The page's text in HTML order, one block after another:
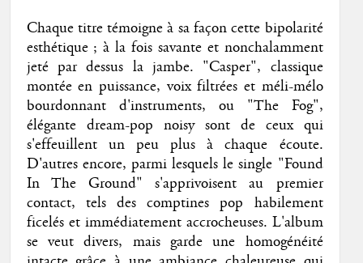
Chaque titre témoigne à sa façon cette bipolarité
esthétique ; à la fois savante et nonchalamment
jeté par dessus la jambe. "Casper", classique
montée en puissance, voix filtrées et méli-mélo
bourdonnant d'instruments, ou "The Fog",
élégante dream-pop noisy sont de ceux qui
s'effeuillent un peu plus à chaque écoute.
D'autres encore, parmi lesquels le single "Found
In The Ground" s'apprivoisent au premier
contact, tels des comptines pop habilement
ficelés et immédiatement accrocheuses. L'album
se veut divers, mais garde une homogénéité